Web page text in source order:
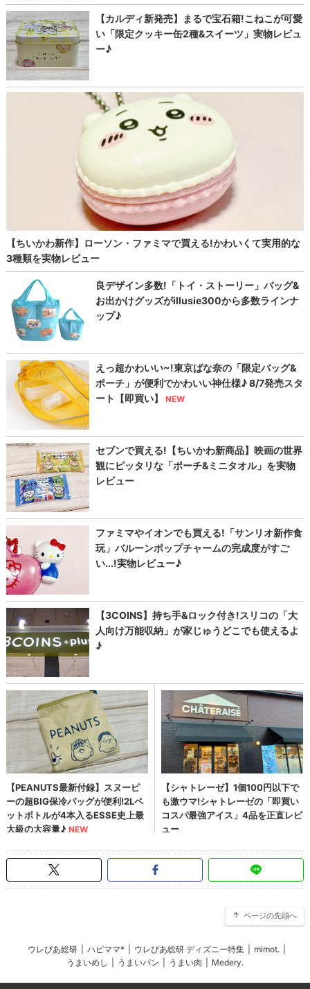
ページの先頭へ
ウレぴあ総研 ハピママ* ウレぴあ総研 ディズニー特集 mimot.
うまいめし
うまいパン うまい肉 Medery.